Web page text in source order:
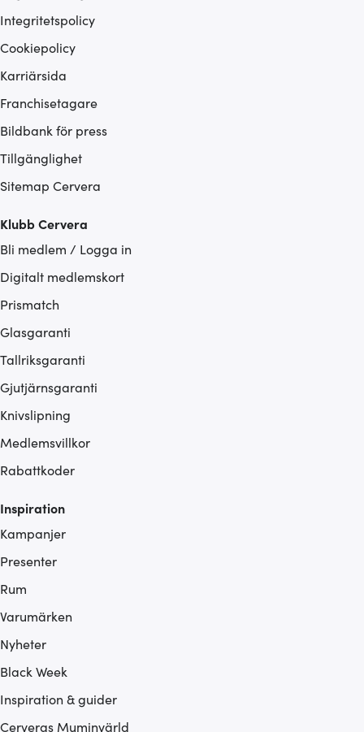
Integritetspolicy
Cookiepolicy
Karriärsida
Franchisetagare
Bildbank för press
Tillgänglighet
Sitemap Cervera
Klubb Cervera
Bli medlem / Logga in
Digitalt medlemskort
Prismatch
Glasgaranti
Tallriksgaranti
Gjutjärnsgaranti
Knivslipning
Medlemsvillkor
Rabattkoder
Inspiration
Kampanjer
Presenter
Rum
Varumärken
Nyheter
Black Week
Inspiration & guider
Cerveras Muminvärld